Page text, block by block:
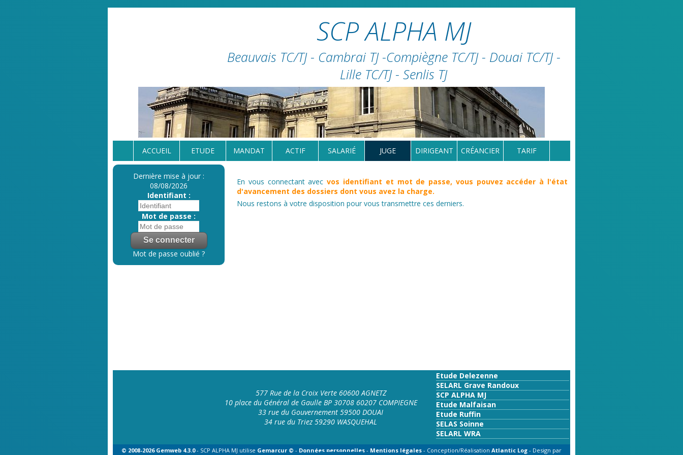
SCP ALPHA MJ
Beauvais TC/TJ - Cambrai TJ -Compiègne TC/TJ - Douai TC/TJ -
Lille TC/TJ - Senlis TJ
ACCUEIL ETUDE MANDAT ACTIF SALARIÉ JUGE DIRIGEANT CRÉANCIER TARIF
Dernière mise à jour :
08/08/2026
Identifiant :
Mot de passe :
Mot de passe oublié ?
En vous connectant avec vos identifiant et mot de passe, vous pouvez accéder à l'état
d'avancement des dossiers dont vous avez la charge.
Nous restons à votre disposition pour vous transmettre ces derniers.
577 Rue de la Croix Verte 60600 AGNETZ
10 place du Général de Gaulle BP 30708 60207 COMPIEGNE
33 rue du Gouvernement 59500 DOUAI
34 rue du Triez 59290 WASQUEHAL
Etude Delezenne
SELARL Grave Randoux
SCP ALPHA MJ
Etude Malfaisan
Etude Ruffin
SELAS Soinne
SELARL WRA
© 2008-2026 Gemweb 4.3.0- SCP ALPHA MJ utilise Gemarcur © - Données personnelles - Mentions légales - Conception/Réalisation Atlantic Log - Design par